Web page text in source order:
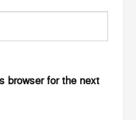
browser for the next